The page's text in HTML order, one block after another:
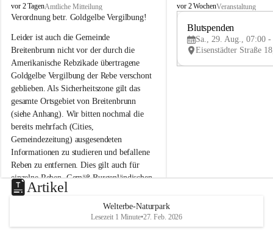
B
r
i
t
e
n
b
r
u
n
n
a
m
N
e
u
s
d
vor 2 TagenAmtliche Mitteilung
Verordnung betr. Goldgelbe Vergilbung!
Leider ist auch die Gemeinde
Breitenbrunn nicht vor der durch die
Amerikanische Rebzikade übertragene
Goldgelbe Vergilbung der Rebe verschont
geblieben. Als Sicherheitszone gilt das
gesamte Ortsgebiet von Breitenbrunn
(siehe Anhang). Wir bitten nochmal die
bereits mehrfach (Cities,
Gemeindezeitung) ausgesendeten
Informationen zu studieren und befallene
Reben zu entfernen. Dies gilt auch für
einzelne Reben. Gemäß Burgenländischen
Weinbaugesetz sind nicht gepflegte oder
unzulässige Weingärten zu roden! Bitte
helfen wir zusammen um unsere Winzer
vor den prognostizierten Ernteausfällen
B
e
u
e
d
vor 2 WochenVeranstaltung
Blutspenden
Sa., 29. Aug., 07:00 -
Artikel
Welterbe-Naturpark
Lesezeit 1 Minute•27. Feb. 2026